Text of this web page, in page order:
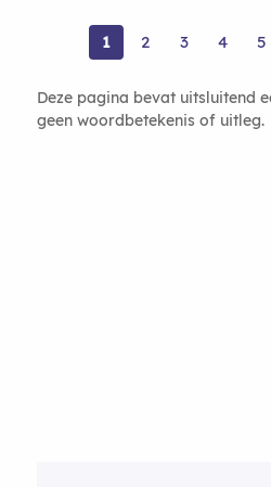
1 2 3 4 5
Deze pagina bevat uitsluitend
geen woordbetekenis of uitleg.